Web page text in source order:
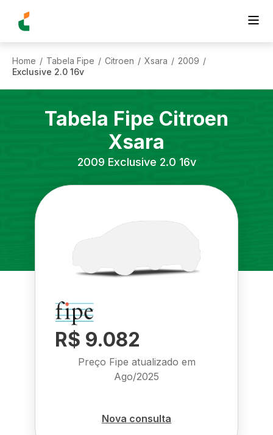
Home / Tabela Fipe / Citroen / Xsara / 2009 /
Exclusive 2.0 16v
Tabela Fipe Citroen
Xsara
2009 Exclusive 2.0 16v
R$ 9.082
Preço Fipe atualizado em
Ago/2025
Nova consulta